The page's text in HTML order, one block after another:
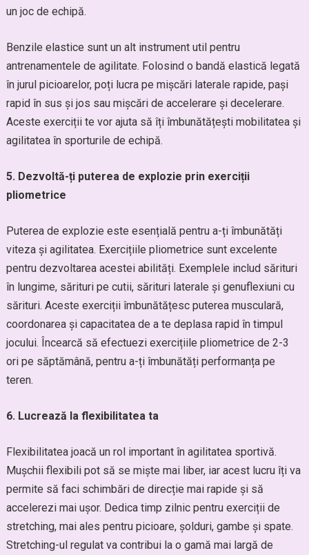
un joc de echipă.
Benzile elastice sunt un alt instrument util pentru
antrenamentele de agilitate. Folosind o bandă elastică legată
în jurul picioarelor, poți lucra pe mișcări laterale rapide, pași
rapid în sus și jos sau mișcări de accelerare și decelerare.
Aceste exerciții te vor ajuta să îți îmbunătățești mobilitatea și
agilitatea în sporturile de echipă.
5. Dezvoltă-ți puterea de explozie prin exerciții
pliometrice
Puterea de explozie este esențială pentru a-ți îmbunătăți
viteza și agilitatea. Exercițiile pliometrice sunt excelente
pentru dezvoltarea acestei abilități. Exemplele includ sărituri
în lungime, sărituri pe cutii, sărituri laterale și genuflexiuni cu
sărituri. Aceste exerciții îmbunătățesc puterea musculară,
coordonarea și capacitatea de a te deplasa rapid în timpul
jocului. Încearcă să efectuezi exercițiile pliometrice de 2-3
ori pe săptămână, pentru a-ți îmbunătăți performanța pe
teren.
6. Lucrează la flexibilitatea ta
Flexibilitatea joacă un rol important în agilitatea sportivă.
Mușchii flexibili pot să se miște mai liber, iar acest lucru îți va
permite să faci schimbări de direcție mai rapide și să
accelerezi mai ușor. Dedica timp zilnic pentru exerciții de
stretching, mai ales pentru picioare, șolduri, gambe și spate.
Stretching-ul regulat va contribui la o gamă mai largă de